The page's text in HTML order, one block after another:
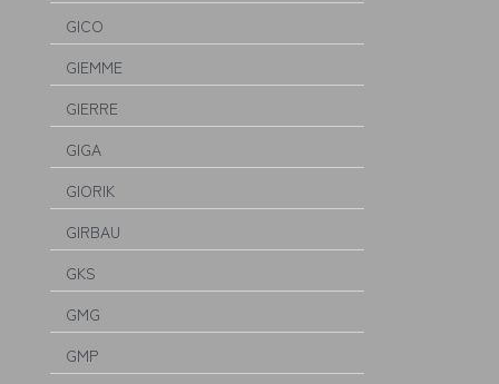
GICO
GIEMME
GIERRE
GIGA
GIORIK
GIRBAU
GKS
GMG
GMP